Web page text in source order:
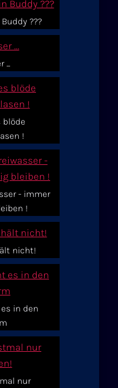
???
...
blöde
!
- immer
!
nicht!
in den
nur